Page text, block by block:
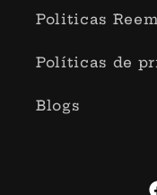
Politicas
Políticas de
Blogs